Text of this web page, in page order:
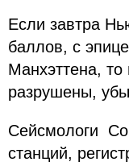
Если завтра
баллов, с
Манхэттена, то
разрушены,
Сейсмологи
станций,